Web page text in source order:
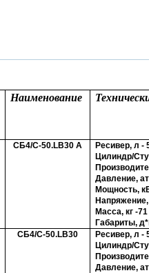
Наименование
СБ4/С-50.LB30 A
Ресивер, л -
Цилиндр/
Давление,
Мощность,
Масса, кг -71
Габариты,
СБ4/С-50.LB30
Ресивер, л -
Цилиндр/
Давление,